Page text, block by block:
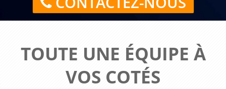
TOUTE UNE ÉQUIPE À
VOS COTÉS